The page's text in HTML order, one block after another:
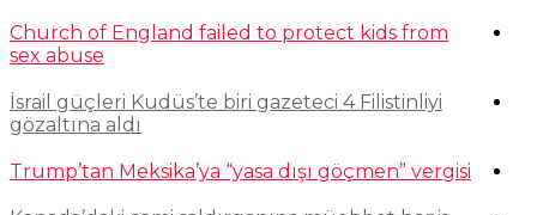
Church of England failed to protect kids from
sex abuse
İsrail güçleri Kudüs’te biri gazeteci 4 Filistinliyi
gözaltına aldı
Trump’tan Meksika’ya “yasa dışı göçmen” vergisi